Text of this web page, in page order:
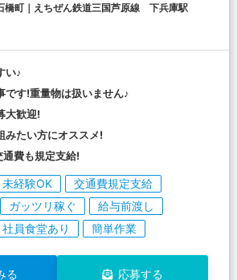
橋町｜えちぜん鉄道三国芦原線 下兵庫駅
い♪
です!重量物は扱いません♪
大歓迎!
みたい方にオススメ!
費も規定支給!
未経験OK
交通費規定支給
ガッツリ稼ぐ
給与前渡し
社員食堂あり 簡単作業
る 応募する